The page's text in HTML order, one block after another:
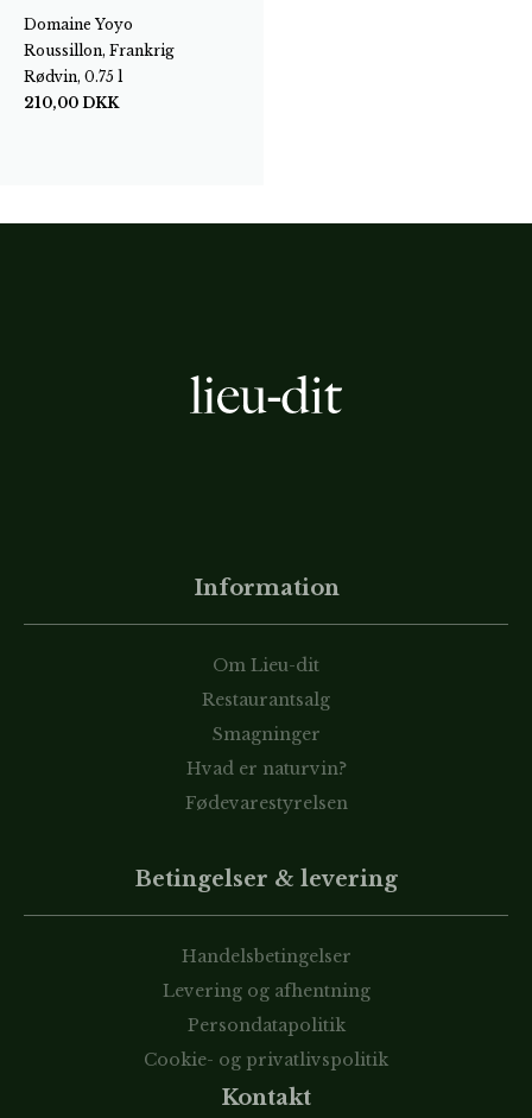
Domaine Yoyo
Roussillon, Frankrig
Rødvin, 0.75 l
210,00 DKK
Information
Om Lieu-dit
Restaurantsalg
Smagninger
Hvad er naturvin?
Fødevarestyrelsen
Betingelser & levering
Handelsbetingelser
Levering og afhentning
Persondatapolitik
Cookie- og privatlivspolitik
Kontakt